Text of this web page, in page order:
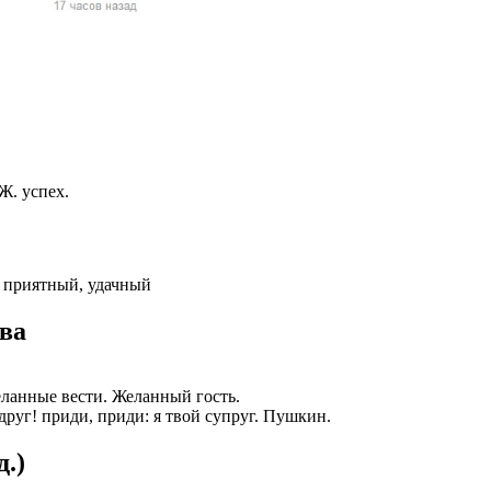
женщин и
страны),
успех.
удачный
вести. Желанный гость.
приди, приди: я твой супруг. Пушкин.